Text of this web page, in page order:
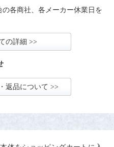
各商社、各メーカー休業日を
の詳細 >>
返品について >>